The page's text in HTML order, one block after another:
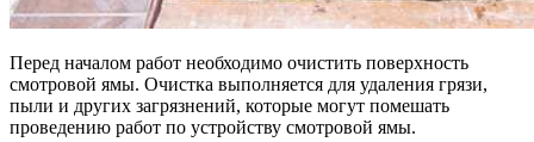
Перед началом работ необходимо очистить поверхность
смотровой ямы. Очистка выполняется для удаления грязи,
пыли и других загрязнений, которые могут помешать
проведению работ по устройству смотровой ямы.